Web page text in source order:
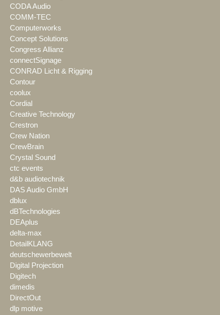
CODA Audio
COMM-TEC
Computerworks
Concept Solutions
Congress Allianz
connectSignage
CONRAD Licht & Rigging
Contour
coolux
Cordial
Creative Technology
Crestron
Crew Nation
CrewBrain
Crystal Sound
ctc events
d&b audiotechnik
DAS Audio GmbH
dblux
dBTechnologies
DEAplus
delta-max
DetailKLANG
deutschewerbewelt
Digital Projection
Digitech
dimedis
DirectOut
dlp motive